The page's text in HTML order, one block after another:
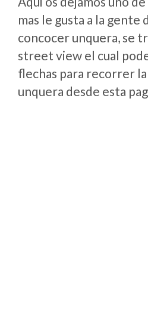
mas le gusta a la gente
concocer unquera, se
street view el cual
flechas para recorrer
unquera desde esta